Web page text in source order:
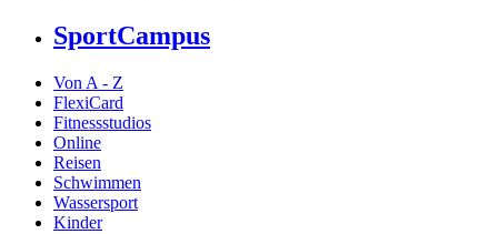
SportCampus
Von A - Z
FlexiCard
Fitnessstudios
Online
Reisen
Schwimmen
Wassersport
Kinder